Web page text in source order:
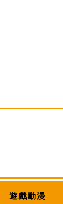
遊戲動漫